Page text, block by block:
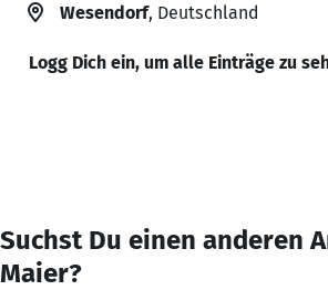
Wesendorf, Deutschland
Logg Dich ein, um alle Einträge zu
Suchst Du einen anderen
Maier?